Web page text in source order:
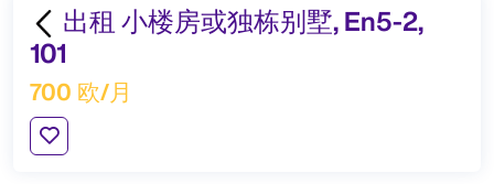
出租 小楼房或独栋别墅, En5-2,
101
700 欧/月